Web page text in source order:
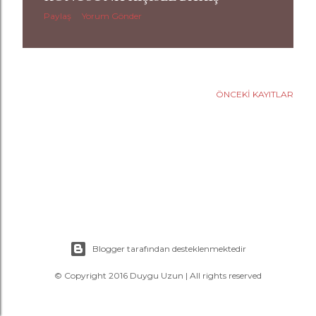
Paylaş Yorum Gönder
ÖNCEKI KAYITLAR
Blogger tarafından desteklenmektedir
© Copyright 2016 Duygu Uzun | All rights reserved